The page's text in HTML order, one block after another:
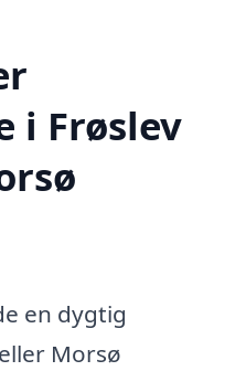
i Frøslev
en dygtig
Morsø